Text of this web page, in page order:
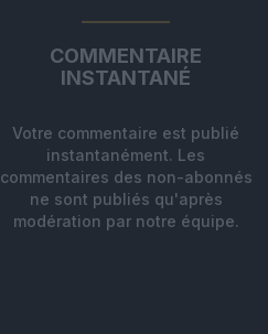
COMMENTAIRE
INSTANTANÉ
Votre commentaire est publié
instantanément. Les
commentaires des non-abonnés
ne sont publiés qu'après
modération par notre équipe.